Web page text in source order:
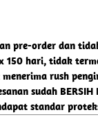
pre-order dan
150 hari, tidak
menerima rush
sudah
standar